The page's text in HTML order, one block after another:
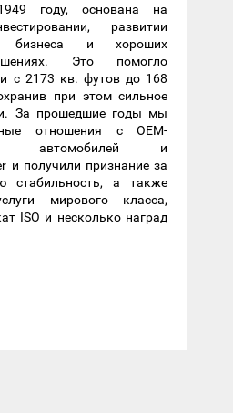
году, основана на
развитии
бизнеса и хороших
Это помогло
с 2173 кв. футов до 168
при этом сильное
За прошедшие годы мы
отношения с OEM-
автомобилей и
и получили признание за
стабильность, а также
мирового класса,
ISO и несколько наград